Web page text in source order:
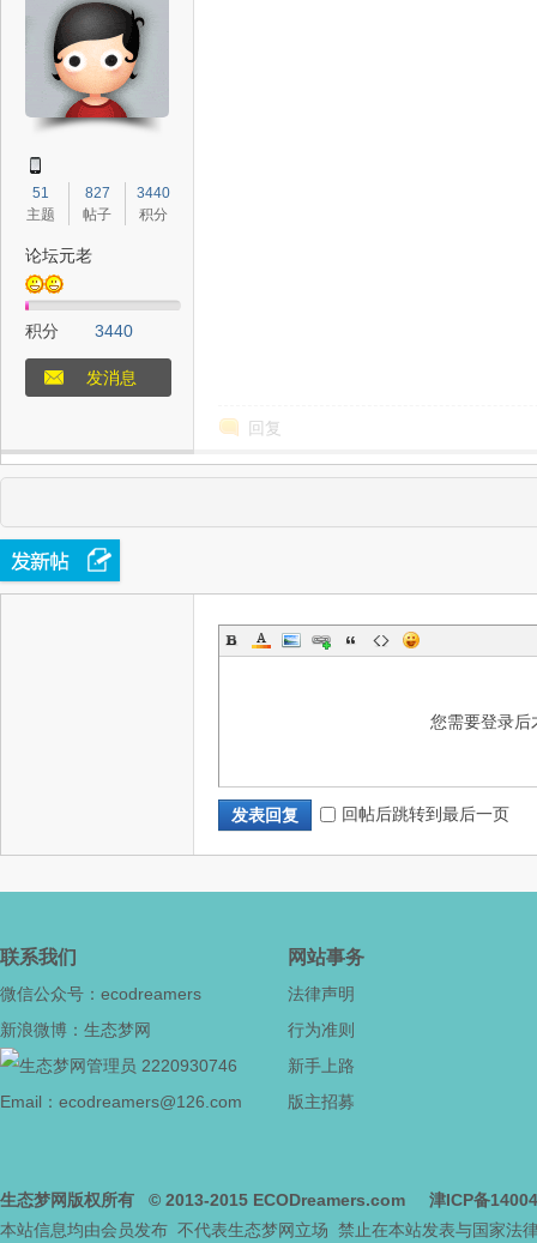
51
主题
827
帖子
3440
积分
论坛元老
积分 3440
发消息
回复
您需要登录
发表回复 回帖后跳转到最后一页
联系我们
微信公众号：ecodreamers
新浪微博：生态梦网
2220930746
Email：ecodreamers@126.com
网站事务
法律声明
行为准则
新手上路
版主招募
生态梦网版权所有 © 2013-2015 ECODreamers.com
津ICP备
本站信息均由会员发布 不代表生态梦网立场 禁止在本站发表与国家法